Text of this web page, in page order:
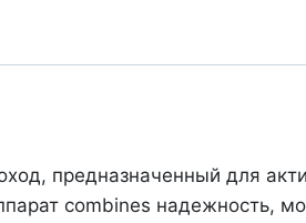
Expedition
(2023)
предназначенный для
combines надежность,